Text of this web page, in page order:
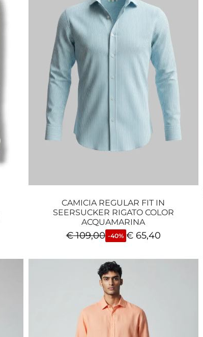
CAMICIA REGULAR FIT IN
SEERSUCKER RIGATO COLOR
ACQUAMARINA
€109,00 -40% €65,40